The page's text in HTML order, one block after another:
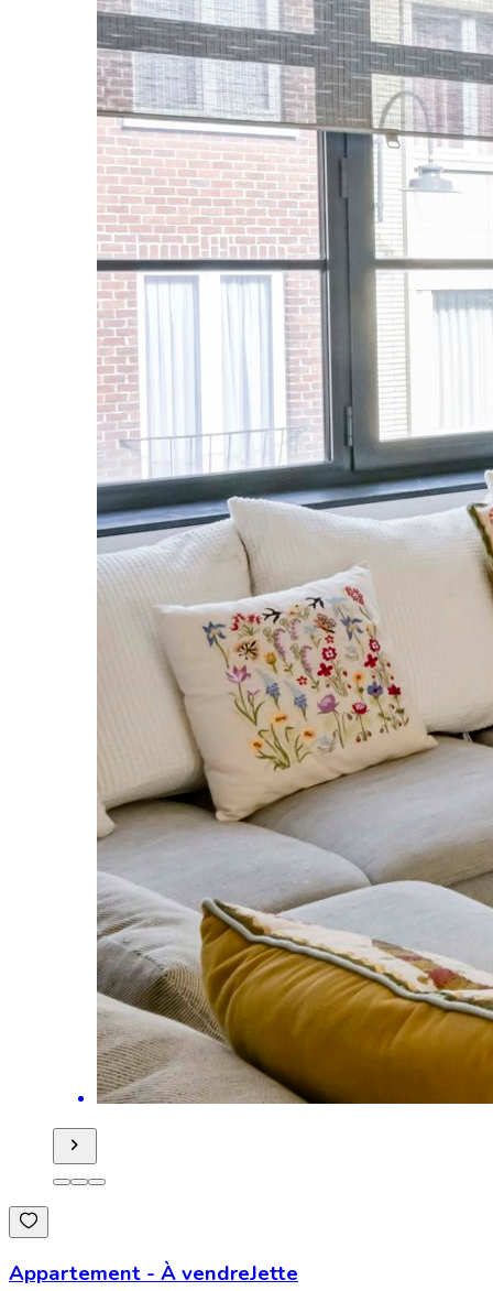
Appartement - À vendreJette